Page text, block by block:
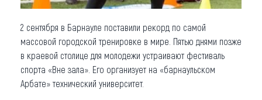
2 сентября в Барнауле поставили рекорд по самой
массовой городской тренировке в мире. Пятью днями позже
в краевой столице для молодежи устраивают фестиваль
спорта «Вне зала». Его организует на «барнаульском
Арбате» технический университет.